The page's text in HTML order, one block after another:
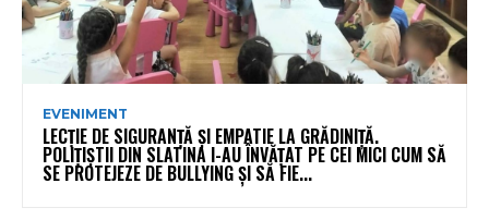
EVENIMENT
LECȚIE DE SIGURANȚĂ ȘI EMPATIE LA GRĂDINIȚĂ.
POLIȚIȘTII DIN SLATINA I-AU ÎNVĂȚAT PE CEI MICI CUM SĂ
SE PROTEJEZE DE BULLYING ȘI SĂ FIE...